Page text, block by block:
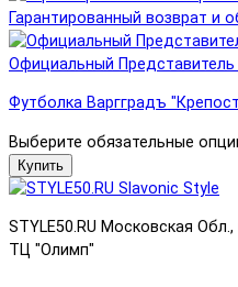
Гарантированный возврат и
Официальный
Футболка Варгградъ
Выберите обязательные
Купить
STYLE50.RU Московская
ТЦ "Олимп"